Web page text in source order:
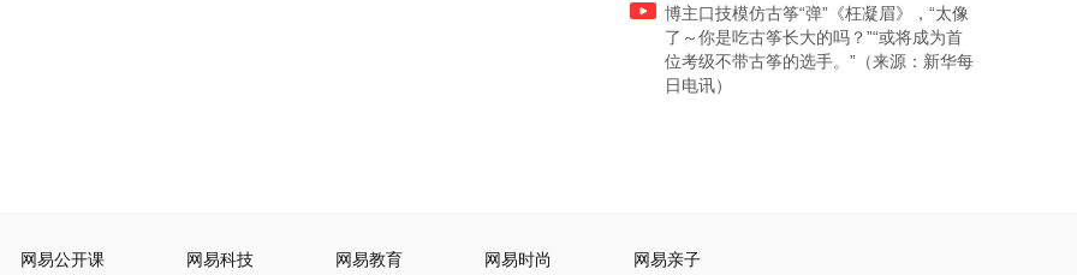
博主口技模仿古筝“弹”《枉凝眉》，“太像
了～你是吃古筝长大的吗？”“或将成为首
位考级不带古筝的选手。”（来源：新华每
日电讯）
网易公开课 网易科技 网易教育 网易时尚 网易亲子